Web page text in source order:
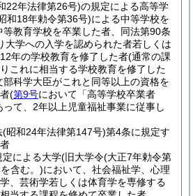
22年法律第26号)の規定による高等学
和18年勅令第36号)による中等学校を
等教育学校を卒業した者、同法第90条
大学への入学を認められた者若しくは
年の学校教育を修了した者(通常の課
これに相当する学校教育を修了した
部科学大臣がこれと同等以上の資格を
(第9号において「高等学校卒業者
って、2年以上児童福祉事業に従事し
(昭和24年法律第147号)第4条に規定す
による大学(旧大学令(大正7年勅令第
含む。)において、社会福祉学、心理
、芸術学若しくは体育学を専修する